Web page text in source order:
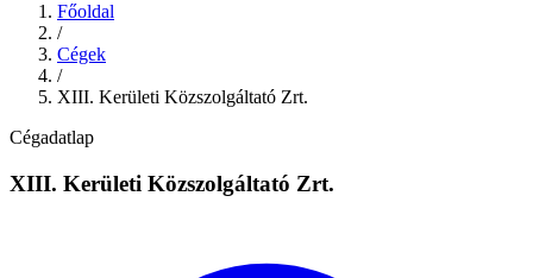
Főoldal
/
Cégek
/
XIII. Kerületi Közszolgáltató Zrt.
Cégadatlap
XIII. Kerületi Közszolgáltató Zrt.